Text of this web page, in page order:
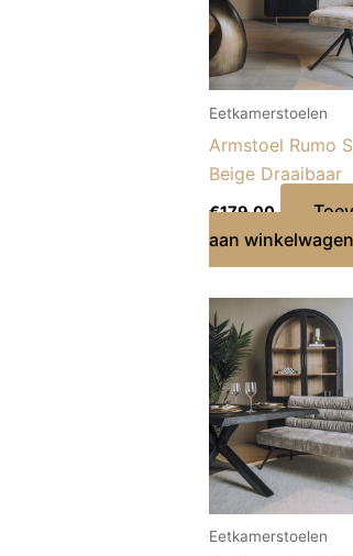
Eetkamerstoelen
Armstoel Rumo
Beige Draaibaar
€179,00
aan winkelwagen
Eetkamerstoelen